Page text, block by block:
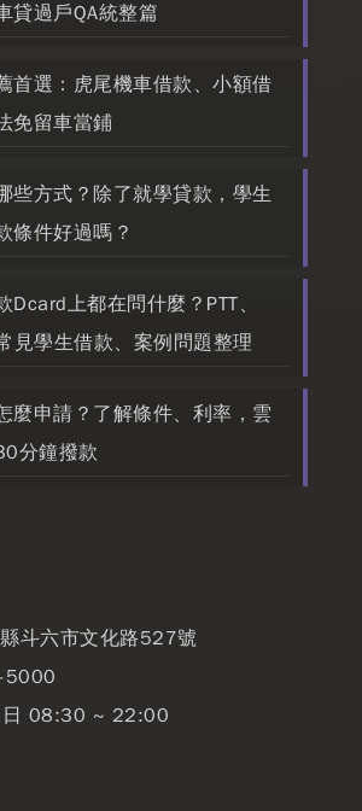
貸過戶QA統整篇
首選：虎尾機車借款、小額借
免留車當鋪
些方式？除了就學貸款，學生
條件好過嗎？
Dcard上都在問什麼？PTT、
見學生借款、案例問題整理
麼申請？了解條件、利率，雲
分鐘撥款
斗六市文化路527號
5000
08:30 ~ 22:00